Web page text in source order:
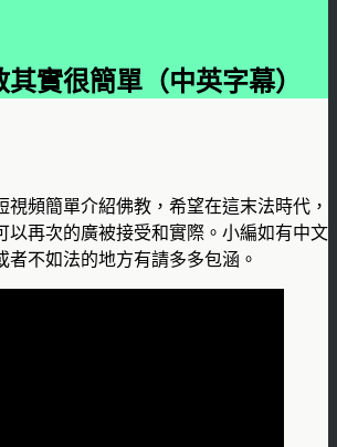
其實很簡單（中英字幕）
視頻簡單介紹佛教，希望在這末法時代，
以再次的廣被接受和實際。小編如有中文
者不如法的地方有請多多包涵。